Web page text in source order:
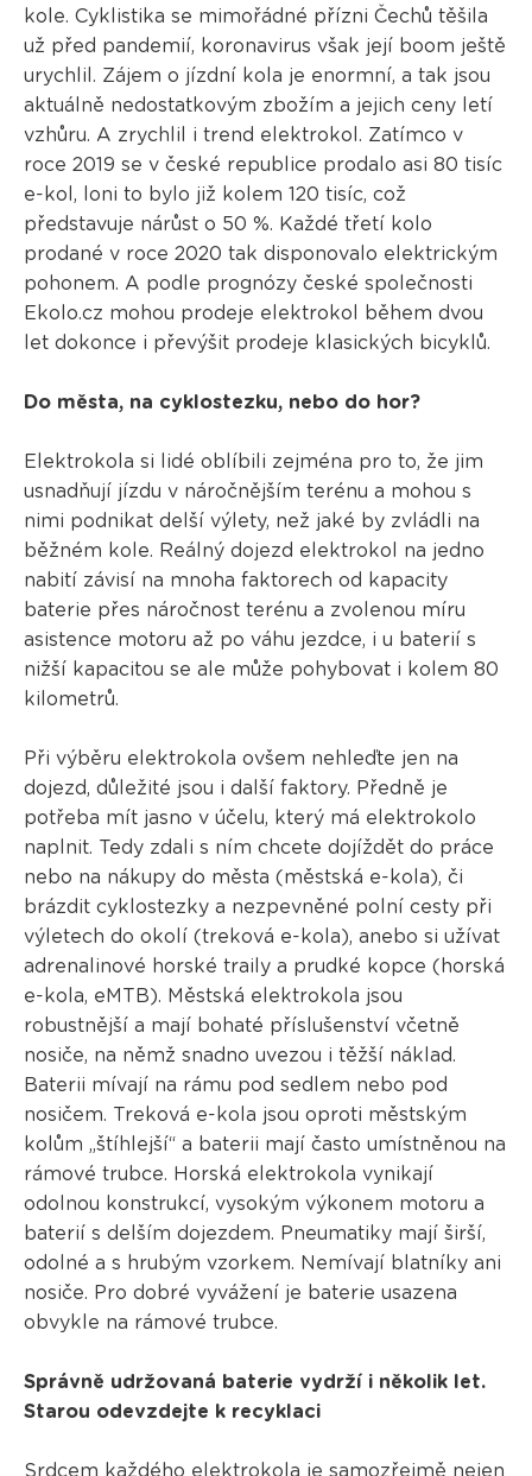
kole. Cyklistika se mimořádné přízni Čechů těšila
už před pandemií, koronavirus však její boom ještě
urychlil. Zájem o jízdní kola je enormní, a tak jsou
aktuálně nedostatkovým zbožím a jejich ceny letí
vzhůru. A zrychlil i trend elektrokol. Zatímco v
roce 2019 se v české republice prodalo asi 80 tisíc
e-kol, loni to bylo již kolem 120 tisíc, což
představuje nárůst o 50 %. Každé třetí kolo
prodané v roce 2020 tak disponovalo elektrickým
pohonem. A podle prognózy české společnosti
Ekolo.cz mohou prodeje elektrokol během dvou
let dokonce i převýšit prodeje klasických bicyklů.
Do města, na cyklostezku, nebo do hor?
Elektrokola si lidé oblíbili zejména pro to, že jim
usnadňují jízdu v náročnějším terénu a mohou s
nimi podnikat delší výlety, než jaké by zvládli na
běžném kole. Reálný dojezd elektrokol na jedno
nabití závisí na mnoha faktorech od kapacity
baterie přes náročnost terénu a zvolenou míru
asistence motoru až po váhu jezdce, i u baterií s
nižší kapacitou se ale může pohybovat i kolem 80
kilometrů.
Při výběru elektrokola ovšem nehleďte jen na
dojezd, důležité jsou i další faktory. Předně je
potřeba mít jasno v účelu, který má elektrokolo
naplnit. Tedy zdali s ním chcete dojíždět do práce
nebo na nákupy do města (městská e-kola), či
brázdit cyklostezky a nezpevněné polní cesty při
výletech do okolí (treková e-kola), anebo si užívat
adrenalinové horské traily a prudké kopce (horská
e-kola, eMTB). Městská elektrokola jsou
robustnější a mají bohaté příslušenství včetně
nosiče, na němž snadno uvezou i těžší náklad.
Baterii mívají na rámu pod sedlem nebo pod
nosičem. Treková e-kola jsou oproti městským
kolům „štíhlejší“ a baterii mají často umístněnou na
rámové trubce. Horská elektrokola vynikají
odolnou konstrukcí, vysokým výkonem motoru a
baterií s delším dojezdem. Pneumatiky mají širší,
odolné a s hrubým vzorkem. Nemívají blatníky ani
nosiče. Pro dobré vyvážení je baterie usazena
obvykle na rámové trubce.
Správně udržovaná baterie vydrží i několik let.
Starou odevzdejte k recyklaci
Srdcem každého elektrokola je samozřejmě nejen